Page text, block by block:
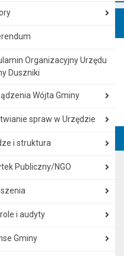
Organizacyjny Urzędu
Duszniki
Wójta Gminy
spraw w Urzędzie
i struktura
Publiczny/NGO
i audyty
Gminy